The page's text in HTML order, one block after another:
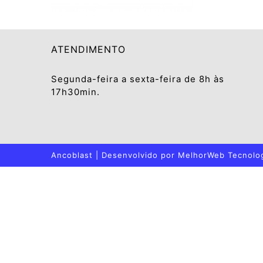
ATENDIMENTO
Segunda-feira a sexta-feira de 8h às
17h30min.
Ancoblast | Desenvolvido por MelhorWeb